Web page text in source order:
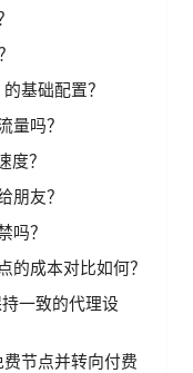
基础配置？
量吗？
度？
朋友？
吗？
的成本对比如何？
一致的代理设
节点并转向付费